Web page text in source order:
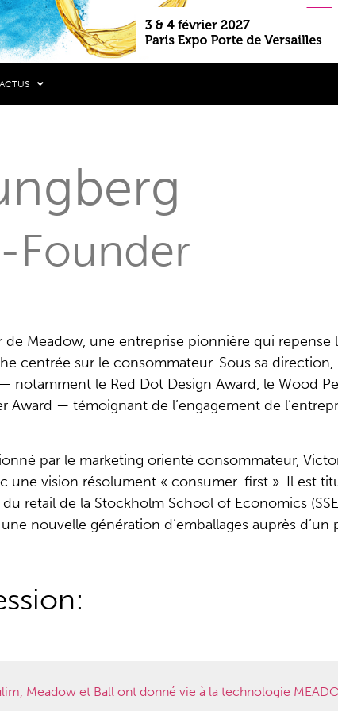
ACTUS
Founder
Meadow, une entreprise pionnière qui repense
centrée sur le consommateur. Sous sa
notamment le Red Dot Design Award, le Wood
Award — témoignant de l’engagement de
par le marketing orienté consommateur,
une vision résolument « consumer-first ». Il est
retail de la Stockholm School of Economics
nouvelle génération d’emballages auprès
Meadow et Ball ont donné vie à la technologie